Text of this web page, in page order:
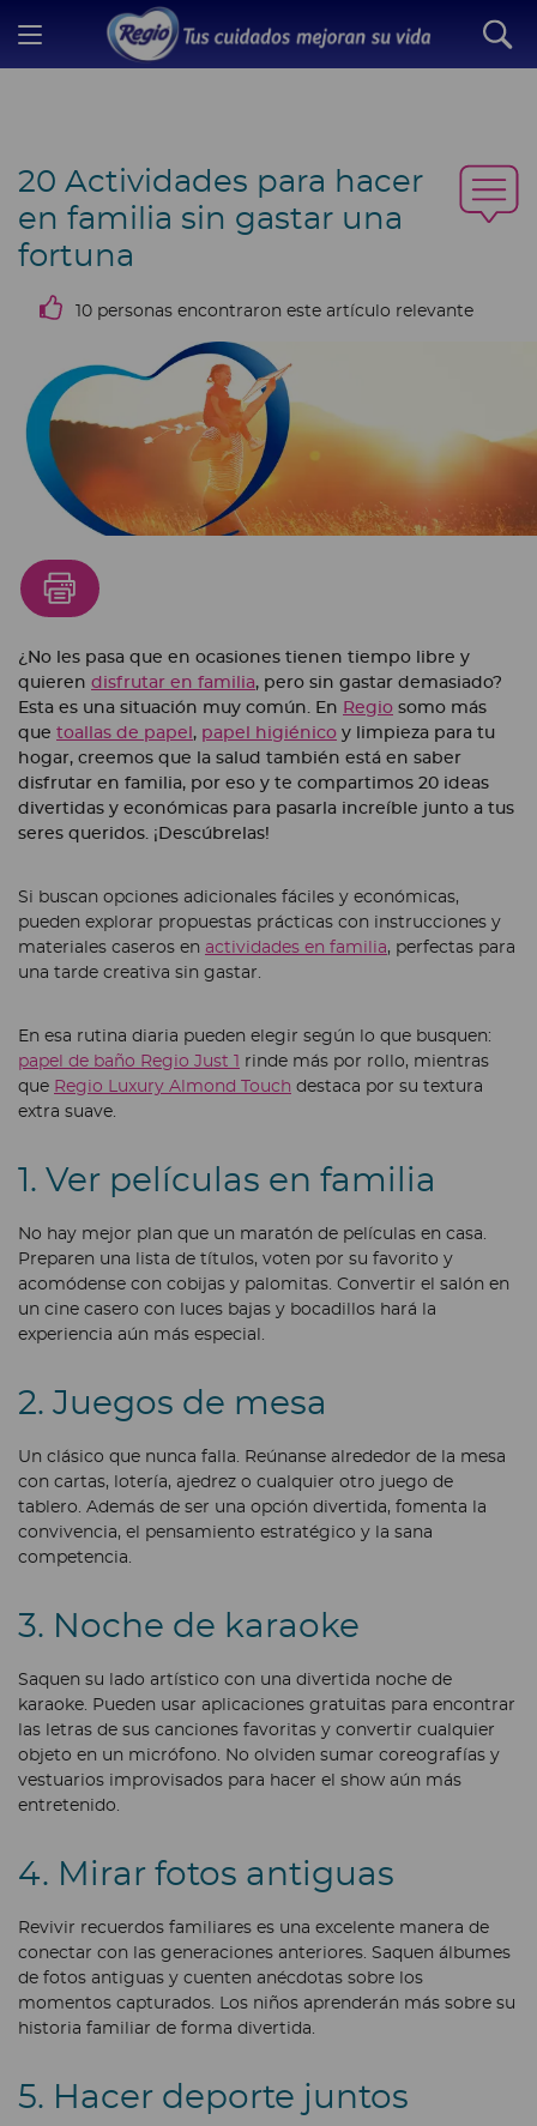
20 Actividades para hacer
en familia sin gastar una
fortuna
10 personas encontraron este artículo relevante
¿No les pasa que en ocasiones tienen tiempo libre y
quieren disfrutar en familia, pero sin gastar demasiado?
Esta es una situación muy común. En Regio somo más
que toallas de papel , papel higiénico y limpieza para tu
hogar, creemos que la salud también está en saber
disfrutar en familia, por eso y te compartimos 20 ideas
divertidas y económicas para pasarla increíble junto a tus
seres queridos. ¡Descúbrelas!
Si buscan opciones adicionales fáciles y económicas,
pueden explorar propuestas prácticas con instrucciones y
materiales caseros en actividades en familia, perfectas para
una tarde creativa sin gastar.
En esa rutina diaria pueden elegir según lo que busquen:
papel de baño Regio Just 1 rinde más por rollo, mientras
que Regio Luxury Almond Touch destaca por su textura
extra suave.
1. Ver películas en familia
No hay mejor plan que un maratón de películas en casa.
Preparen una lista de títulos, voten por su favorito y
acomódense con cobijas y palomitas. Convertir el salón en
un cine casero con luces bajas y bocadillos hará la
experiencia aún más especial.
2. Juegos de mesa
Un clásico que nunca falla. Reúnanse alrededor de la mesa
con cartas, lotería, ajedrez o cualquier otro juego de
tablero. Además de ser una opción divertida, fomenta la
convivencia, el pensamiento estratégico y la sana
competencia.
3. Noche de karaoke
Saquen su lado artístico con una divertida noche de
karaoke. Pueden usar aplicaciones gratuitas para encontrar
las letras de sus canciones favoritas y convertir cualquier
objeto en un micrófono. No olviden sumar coreografías y
vestuarios improvisados para hacer el show aún más
entretenido.
4. Mirar fotos antiguas
Revivir recuerdos familiares es una excelente manera de
conectar con las generaciones anteriores. Saquen álbumes
de fotos antiguas y cuenten anécdotas sobre los
momentos capturados. Los niños aprenderán más sobre su
historia familiar de forma divertida.
5. Hacer deporte juntos